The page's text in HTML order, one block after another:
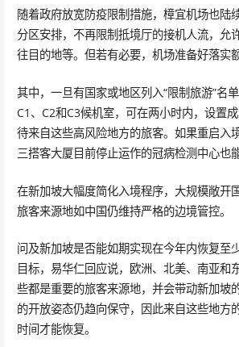
随着政府放宽防疫限制措施，樟宜机场也陆
分区安排，不再限制抵境厅的接机人流，允
往目的地等。但若有必要，机场准备好落实
其中，一旦有国家或地区列入“限制旅游”名
C1、C2和C3候机室，可在两小时内，设置
待来自这些高风险地方的旅客。如果重启入
三搭客大厦目前停止运作的冠病检测中心也
在新加坡大幅度简化入境程序，大规模敞开
旅客来源地如中国仍维持严格的边境管控。
问及新加坡是否能如期实现在今年内恢复至
目标，易华仁回应说，欧洲、北美、南亚和
些都是重要的旅客来源地，并会带动新加坡
的开放姿态仍趋向保守，因此来自这些地方
时间才能恢复。